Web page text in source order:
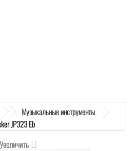
Музыкальные инструменты
JP323 Eb
Увеличить